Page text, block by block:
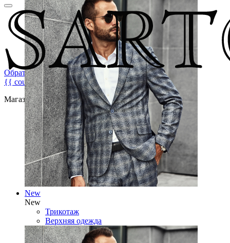
Обратная связь
{{ count }}
Магазин брендовой мужской одежды
New
New
Трикотаж
Верхняя одежда